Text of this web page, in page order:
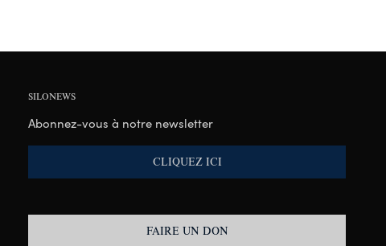
SILONEWS
Abonnez-vous à notre newsletter
CLIQUEZ ICI
FAIRE UN DON